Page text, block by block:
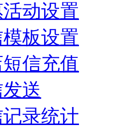
动设置
板设置
信充值
送
录统计